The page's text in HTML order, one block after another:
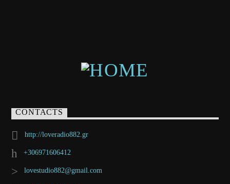
CONTACTS
http://loveradio882.gr
+306971606412
lovestudio882@gmail.com